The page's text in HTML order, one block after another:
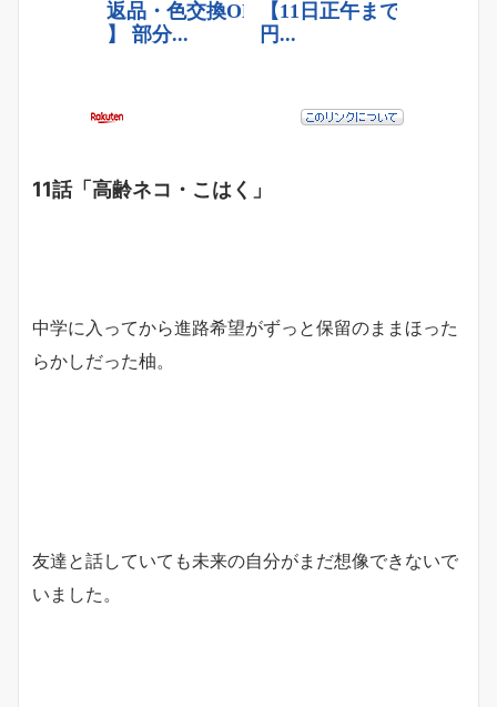
11話「高齢ネコ・こはく」
中学に入ってから進路希望がずっと保留のままほった
らかしだった柚。
友達と話していても未来の自分がまだ想像できないで
いました。